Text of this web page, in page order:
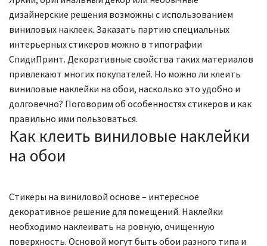
дизайнерские решения возможны с использованием
виниловых наклеек. Заказать партию специальных
интерьерных стикеров можно в типографии
СпидиПринт. Декоративные свойства таких материалов
привлекают многих покупателей. Но можно ли клеить
виниловые наклейки на обои, насколько это удобно и
долговечно? Поговорим об особенностях стикеров и как
правильно ими пользоваться.
Как клеить виниловые наклейки
на обои
Стикеры на виниловой основе – интересное
декоративное решение для помещений. Наклейки
необходимо наклеивать на ровную, очищенную
поверхность. Основой могут быть обои разного типа и